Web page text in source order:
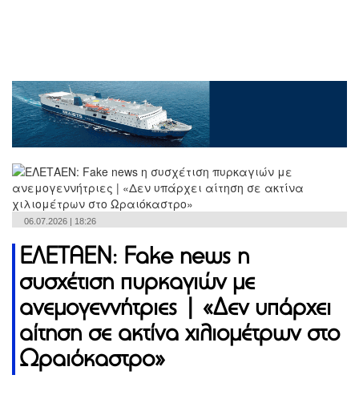
06.07.2026 | 18:26
ΕΛΕΤΑΕΝ: Fake news η
συσχέτιση πυρκαγιών με
ανεμογεννήτριες | «Δεν υπάρχει
αίτηση σε ακτίνα χιλιομέτρων στο
Ωραιόκαστρο»